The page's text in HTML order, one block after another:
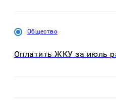
Общество
Оплатить ЖКУ за июль